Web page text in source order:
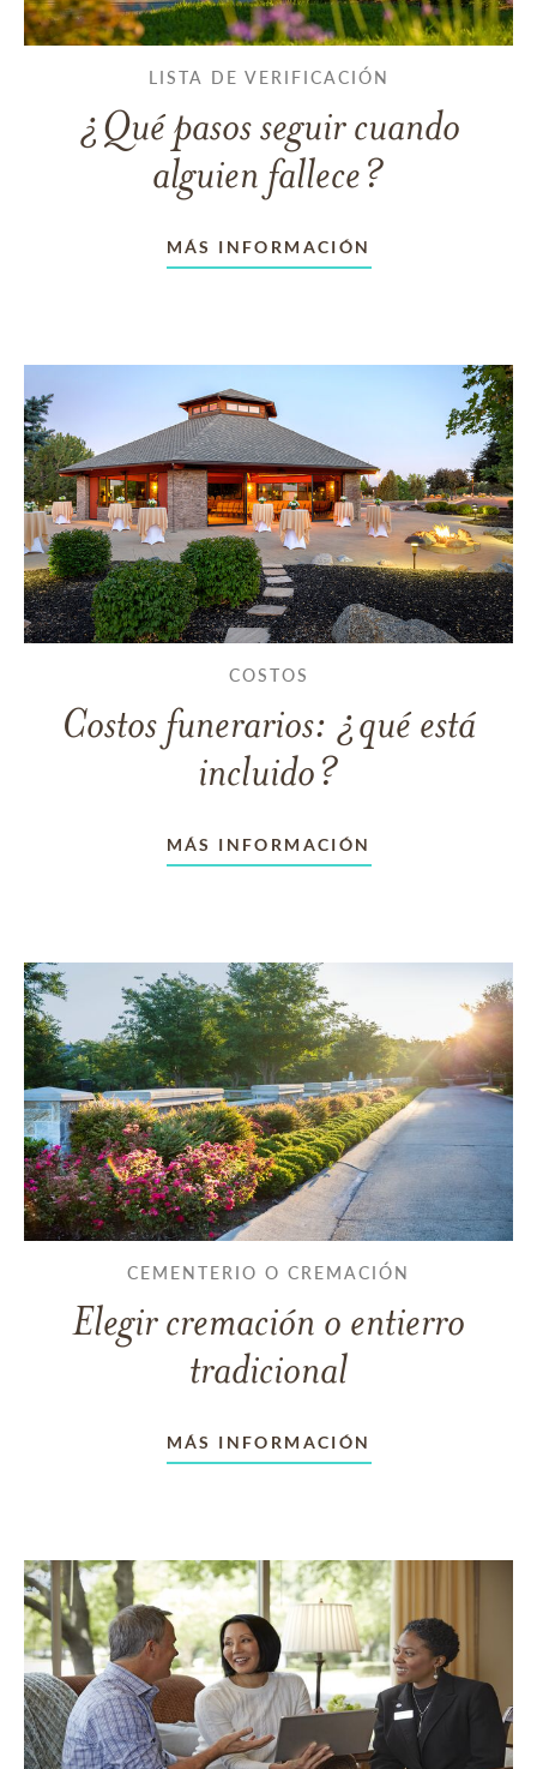
LISTA DE VERIFICACIÓN
¿Qué pasos seguir cuando
alguien fallece?
MÁS INFORMACIÓN
COSTOS
Costos funerarios: ¿qué está
incluido?
MÁS INFORMACIÓN
CEMENTERIO O CREMACIÓN
Elegir cremación o entierro
tradicional
MÁS INFORMACIÓN